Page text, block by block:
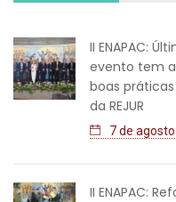
II ENAPAC:
evento tem
boas
da REJUR
7 de
II ENAPAC: